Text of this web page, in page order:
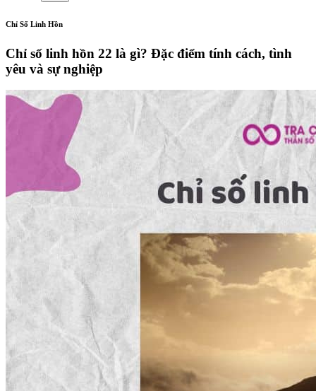
Chỉ Số Linh Hồn
Chỉ số linh hồn 22 là gì? Đặc điểm tính cách, tình
yêu và sự nghiệp